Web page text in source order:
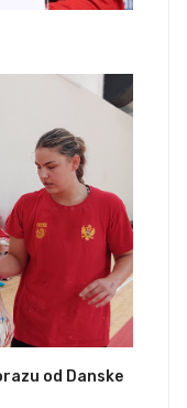
od Danske